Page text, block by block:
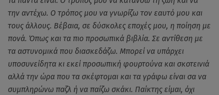
την αντέχω. Ο τρόπος μου να γνωρίζω τον εαυτό μου και
τους άλλους. Βέβαια, σε δύσκολες εποχές μου, η ποίηση με
πονά. Όπως και τα πιο προσωπικά βιβλία. Σε αντίθεση με
τα αστυνομικά που διασκεδάζω. Μπορεί να υπάρχει
υποσυνείδητα κι εκεί προσωπική φουρτούνα και σκοτεινιά
αλλά την ώρα που τα σκέφτομαι και τα γράφω είναι σα να
συμπληρώνω παζλ ή να παίζω σκάκι. Παίκτης είμαι, όχι